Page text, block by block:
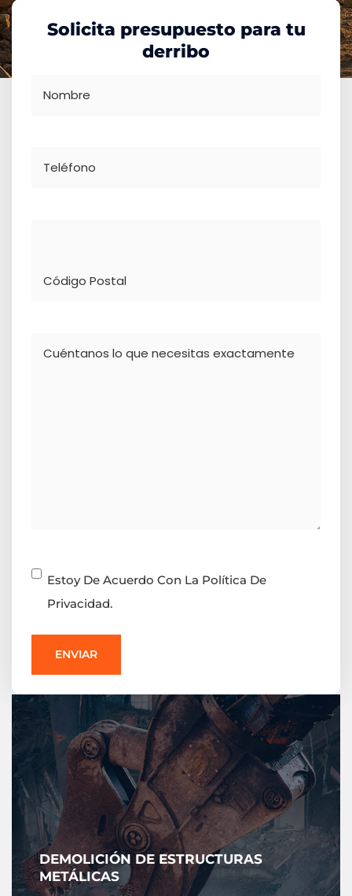
Solicita presupuesto para tu
derribo
Consentimiento
Estoy De Acuerdo Con La Política De
Privacidad.
DEMOLICIÓN DE ESTRUCTURAS
METÁLICAS